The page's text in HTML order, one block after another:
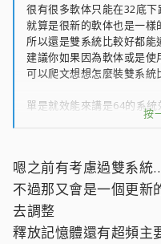
很有很多軟体只能在32底下
就算是很新的軟体也是一樣
所以還是雙系統比較好都能
建議你如果因為軟体或是使
可以爬文想想怎麼裝雙系統
單是就效能來講是64的系統
前提你你的記憶体要上4g以上
按
嗯之前有考慮過雙系統
不過那又會是一個更新
去調整
釋放記憶體還有超頻